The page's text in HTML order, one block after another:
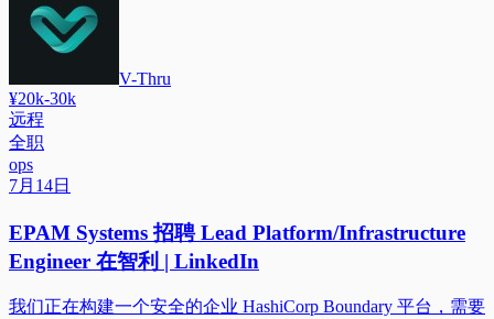
V-Thru
¥20k-30k
远程
全职
ops
7月14日
EPAM Systems 招聘 Lead Platform/Infrastructure
Engineer 在智利 | LinkedIn
我们正在构建一个安全的企业 HashiCorp Boundary 平台，需要